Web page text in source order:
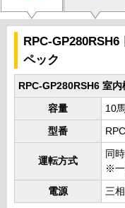
RPC-
ペック
RPC-GP280RSH6 室
容量 10
型番
運転方式
同
※一
電源 三